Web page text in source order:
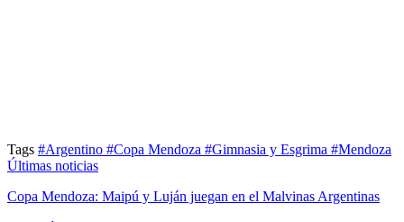
Tags #Argentino #Copa Mendoza #Gimnasia y Esgrima #Mendoza
Últimas noticias
Copa Mendoza: Maipú y Luján juegan en el Malvinas Argentinas